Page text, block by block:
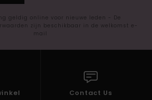
geldig online voor nieuwe leden - De
zijn beschikbaar in de welkomst e-
mail
Contact Us